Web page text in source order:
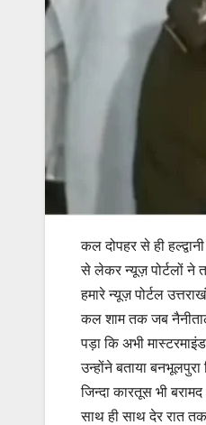
कल दोपहर से ही
से लेकर न्यूज़ पोर्टलों ने
हमारे न्यूज़ पोर्टल
कल शाम तक जब
पड़ा कि अभी
उन्होंने बताया
जिन्दा कारतूस भी
साथ ही साथ देर रात